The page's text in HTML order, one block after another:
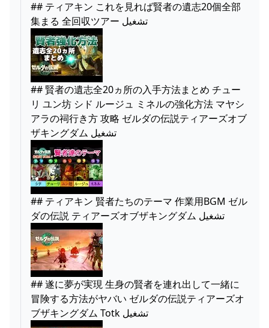
## ティアキン これを見れば賢者の遺志20個全部
集まる 全回収ツアー تشغيل
## 賢者の遺志全20ヵ所の入手方法まとめ チュー
リ ユン坊 シド ルージュ ミネルの強化方法 マヤシ
アラの祠行き方 攻略 ゼルダの伝説ティアーズオブ
ザキングダム تشغيل
## ティアキン 賢者たちのテーマ 作業用BGM ゼル
ダの伝説 ティアーズオブザキングダム تشغيل
## 遂に夢が実現 生身の賢者を連れ出して一緒に
冒険する方法がヤバい ゼルダの伝説ティアーズオ
ブザキングダム Totk تشغيل